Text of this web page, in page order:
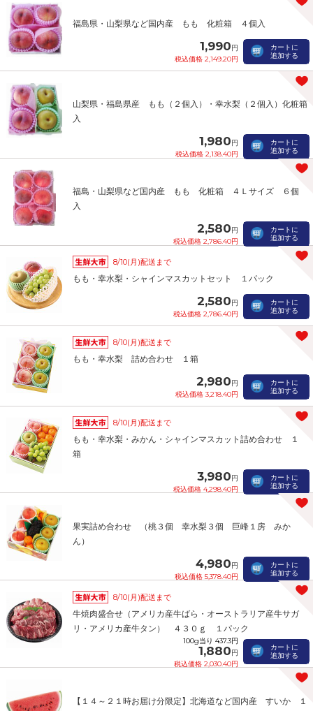
福島県・山梨県など国内産 もも 化粧箱 ４個入
1,990円
税込価格 2,149.20円
カートに
追加する
山梨県・福島県産 もも（２個入）・幸水梨（２個入）化粧箱
入
1,980円
税込価格 2,138.40円
カートに
追加する
福島・山梨県など国内産 もも 化粧箱 ４Ｌサイズ ６個
入
2,580円
税込価格 2,786.40円
カートに
追加する
8/10(月)配送まで
もも・幸水梨・シャインマスカットセット １パック
2,580円
税込価格 2,786.40円
カートに
追加する
8/10(月)配送まで
もも・幸水梨 詰め合わせ １箱
2,980円
税込価格 3,218.40円
カートに
追加する
8/10(月)配送まで
もも・幸水梨・みかん・シャインマスカット詰め合わせ １
箱
3,980円
税込価格 4,298.40円
カートに
追加する
果実詰め合わせ （桃３個 幸水梨３個 巨峰１房 みか
ん）
4,980円
税込価格 5,378.40円
カートに
追加する
8/10(月)配送まで
牛焼肉盛合せ（アメリカ産牛ばら・オーストラリア産牛サガ
リ・アメリカ産牛タン） ４３０ｇ １パック
100g当り 437.3円
1,880円
税込価格 2,030.40円
カートに
追加する
【１４～２１時お届け分限定】北海道など国内産 すいか １